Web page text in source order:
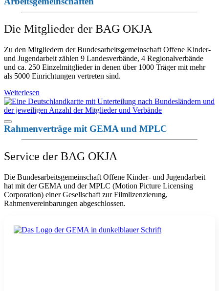
Die Mitglieder der BAG OKJA
Zu den Mitgliedern der Bundesarbeitsgemeinschaft Offene Kinder-
und Jugendarbeit zählen 9 Landesverbände, 4 Regionalverbände
und ca. 250 Einzelmitglieder in denen über 1000 Träger mit mehr
als 5000 Einrichtungen vertreten sind.
Weiterlesen
Rahmenverträge mit GEMA und MPLC
Service der BAG OKJA
Die Bundesarbeitsgemeinschaft Offene Kinder- und Jugendarbeit
hat mit der GEMA und der MPLC (Motion Picture Licensing
Corporation) einer Gesellschaft zur Filmlizenzierung,
Rahmenvereinbarungen abgeschlossen.